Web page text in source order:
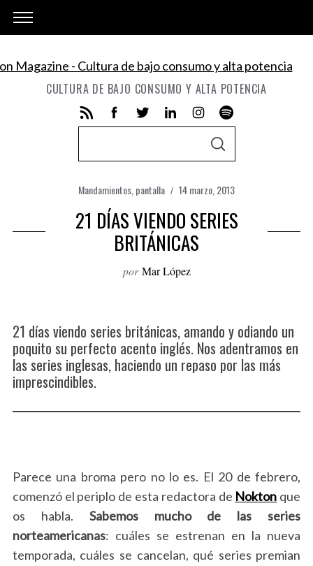
CULTURA DE BAJO CONSUMO Y ALTA POTENCIA
r
c
h
S
C
H
Mandamientos pantalla 14 marzo, 2013
21 DÍAS VIENDO SERIES
BRITÁNICAS
por Mar López
21 días viendo series británicas, amando y odiando un
poquito su perfecto acento inglés. Nos adentramos en
las series inglesas, haciendo un repaso por las más
imprescindibles.
Parece una broma pero no lo es. El 20 de febrero,
comenzó el periplo de esta redactora de Nokton que
os habla. Sabemos mucho de las series
norteamericanas: cuáles se estrenan en la nueva
temporada, cuáles se cancelan, qué series premian